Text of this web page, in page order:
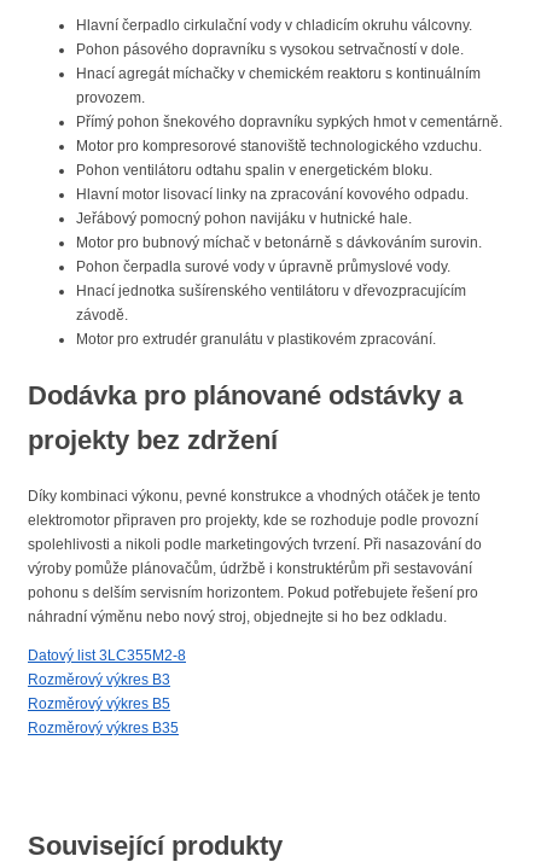
Hlavní čerpadlo cirkulační vody v chladicím okruhu válcovny.
Pohon pásového dopravníku s vysokou setrvačností v dole.
Hnací agregát míchačky v chemickém reaktoru s kontinuálním
provozem.
Přímý pohon šnekového dopravníku sypkých hmot v cementárně.
Motor pro kompresorové stanoviště technologického vzduchu.
Pohon ventilátoru odtahu spalin v energetickém bloku.
Hlavní motor lisovací linky na zpracování kovového odpadu.
Jeřábový pomocný pohon navijáku v hutnické hale.
Motor pro bubnový míchač v betonárně s dávkováním surovin.
Pohon čerpadla surové vody v úpravně průmyslové vody.
Hnací jednotka sušírenského ventilátoru v dřevozpracujícím
závodě.
Motor pro extrudér granulátu v plastikovém zpracování.
Dodávka pro plánované odstávky a
projekty bez zdržení
Díky kombinaci výkonu, pevné konstrukce a vhodných otáček je tento
elektromotor připraven pro projekty, kde se rozhoduje podle provozní
spolehlivosti a nikoli podle marketingových tvrzení. Při nasazování do
výroby pomůže plánovačům, údržbě i konstruktérům při sestavování
pohonu s delším servisním horizontem. Pokud potřebujete řešení pro
náhradní výměnu nebo nový stroj, objednejte si ho bez odkladu.
Datový list 3LC355M2-8
Rozměrový výkres B3
Rozměrový výkres B5
Rozměrový výkres B35
Související produkty